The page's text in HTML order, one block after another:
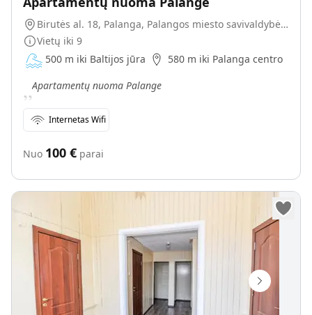
Birutės al. 18, Palanga, Palangos miesto savivaldybė, Lietuva
Vietų iki 9
500 m iki Baltijos jūra
580 m iki Palanga centro
„Apartamentų nuoma Palange
Internetas Wifi
Nuo 100 € parai